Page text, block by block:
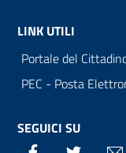
LINK UTILI
Portale del
PEC - Posta
SEGUICI SU